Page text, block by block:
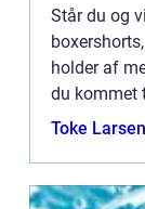
Står du og
holder af
du kommet
hjælper vi...
Toke Larsen